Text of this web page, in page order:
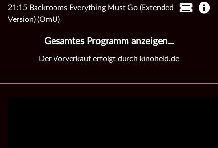
21:15 Backrooms Everything Must Go (Extended
Version) (OmU)
Gesamtes Programm anzeigen...
Der Vorverkauf erfolgt durch kinoheld.de